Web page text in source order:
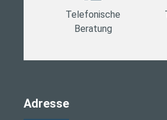
Telefonische
Beratung
Adresse